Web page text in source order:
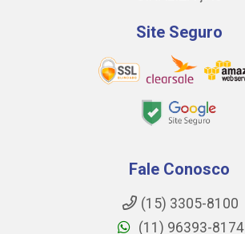
Site Seguro
Fale Conosco
(15) 3305-8100
(11) 96393-8174